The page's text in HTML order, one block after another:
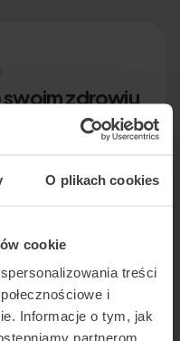
O plikach cookies
cookie
treści
i
Informacje o tym, jak
partnerom
swoim zdrowiu